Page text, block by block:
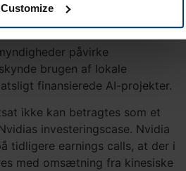
Customize
land for de mest avancerede
påvirke
brugen af lokale
finansierede AI-projekter.
ikke kan betragtes som et
investeringscase. Nvidia
tidligere earnings calls, at der i
med omsætning fra kinesiske